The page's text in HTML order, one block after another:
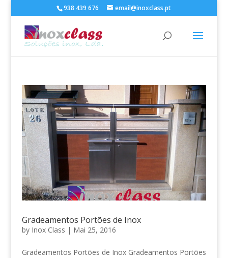
938 439 676 email@inoxclass.pt
Gradeamentos Portões de Inox
by Inox Class | Mai 25, 2016
Gradeamentos Portões de Inox Gradeamentos Portões